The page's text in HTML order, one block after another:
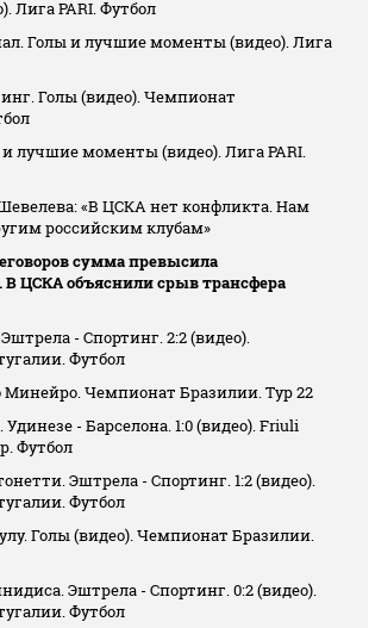
Лига PARI. Футбол
Голы и лучшие моменты (видео). Лига
Голы (видео). Чемпионат
лучшие моменты (видео). Лига PARI.
Шевелева: «В ЦСКА нет конфликта. Нам
российским клубам»
сумма превысила
В ЦСКА объяснили срыв трансфера
- Спортинг. 2:2 (видео).
Футбол
Минейро. Чемпионат Бразилии. Тур 22
Удинезе - Барселона. 1:0 (видео). Friuli
Футбол
Эштрела - Спортинг. 1:2 (видео).
Футбол
Голы (видео). Чемпионат Бразилии.
Эштрела - Спортинг. 0:2 (видео).
Футбол